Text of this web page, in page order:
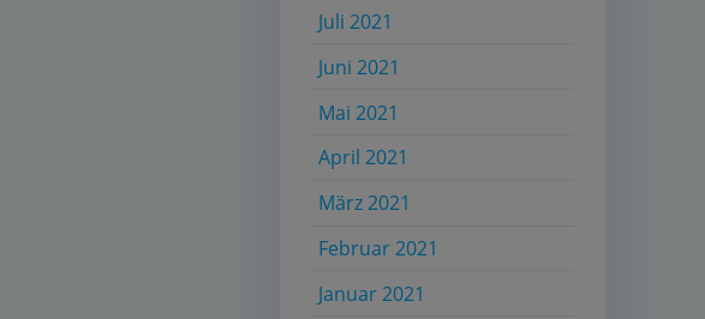
Juli 2021
Juni 2021
Mai 2021
April 2021
März 2021
Februar 2021
Januar 2021